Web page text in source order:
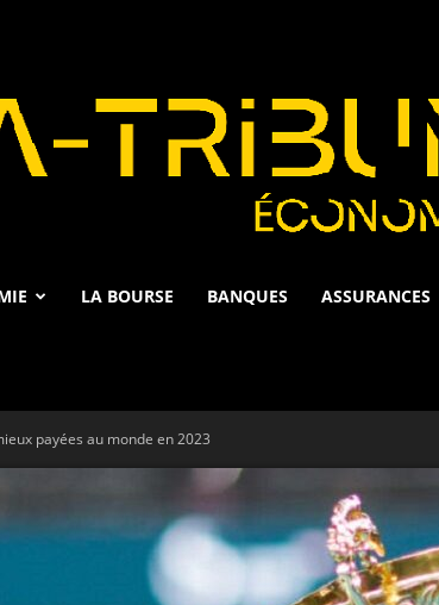
LA BOURSE BANQUES ASSURANCES
payées au monde en 2023